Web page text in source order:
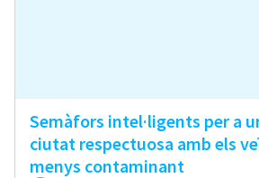
Semàfors intel·ligents per a
ciutat respectuosa amb els
menys contaminant